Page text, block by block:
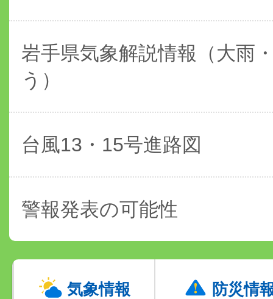
岩手県気象解説情報（大雨
う）
台風13・15号進路図
警報発表の可能性
気象情報 防災情